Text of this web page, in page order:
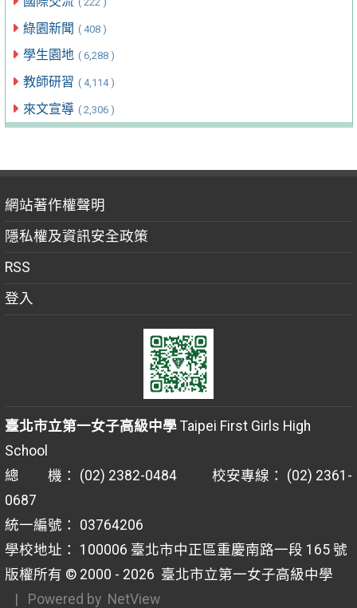
綠園新聞 ( 408 )
學生園地 ( 6,288 )
教師研習 ( 4,114 )
來文宣導 ( 2,306 )
網站著作權聲明
隱私權及資訊安全政策
RSS
登入
臺北市立第一女子高級中學Taipei First Girls High
School
總 機： (02) 2382-0484 校安專線： (02) 2361-
0687
統一編號： 03764206
學校地址： 100006 臺北市中正區重慶南路一段 165 號
版權所有 © 2000 - 2026 臺北市立第一女子高級中學
| Powered by NetView